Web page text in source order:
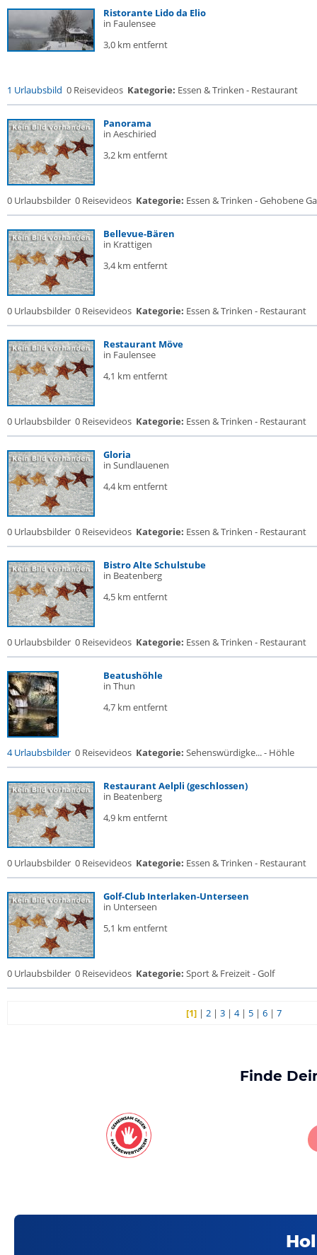
Ristorante Lido da Elio
in Faulensee
3,0 km entfernt
1 Urlaubsbild 0 Reisevideos Kategorie: Essen & Trinken - Restaurant
Panorama
in Aeschiried
3,2 km entfernt
0 Urlaubsbilder 0 Reisevideos Kategorie: Essen & Trinken - Gehobene
Bellevue-Bären
in Krattigen
3,4 km entfernt
0 Urlaubsbilder 0 Reisevideos Kategorie: Essen & Trinken - Restaurant
Restaurant Möve
in Faulensee
4,1 km entfernt
0 Urlaubsbilder 0 Reisevideos Kategorie: Essen & Trinken - Restaurant
Gloria
in Sundlauenen
4,4 km entfernt
0 Urlaubsbilder 0 Reisevideos Kategorie: Essen & Trinken - Restaurant
Bistro Alte Schulstube
in Beatenberg
4,5 km entfernt
0 Urlaubsbilder 0 Reisevideos Kategorie: Essen & Trinken - Restaurant
Beatushöhle
in Thun
4,7 km entfernt
4 Urlaubsbilder 0 Reisevideos Kategorie: Sehenswürdigke... - Höhle
Restaurant Aelpli (geschlossen)
in Beatenberg
4,9 km entfernt
0 Urlaubsbilder 0 Reisevideos Kategorie: Essen & Trinken - Restaurant
Golf-Club Interlaken-Unterseen
in Unterseen
5,1 km entfernt
0 Urlaubsbilder 0 Reisevideos Kategorie: Sport & Freizeit - Golf
[1] |2 |3 |4| 5 |6 |7
Finde